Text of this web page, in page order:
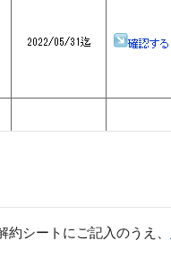
シートにご記入のうえ、